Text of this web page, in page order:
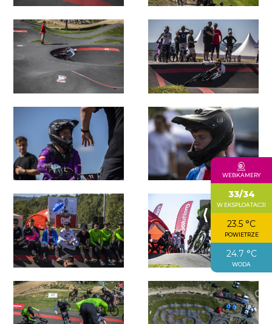
⟨
WEBKAMERY
33/34
W EKSPLOATACJI
23.5 °C
POWIETRZE
24.7 °C
WODA